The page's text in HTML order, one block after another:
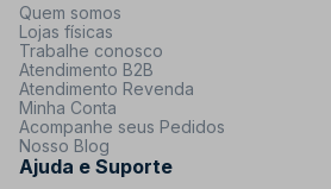
Quem somos
Lojas físicas
Trabalhe conosco
Atendimento B2B
Atendimento Revenda
Minha Conta
Acompanhe seus Pedidos
Nosso Blog
Ajuda e Suporte